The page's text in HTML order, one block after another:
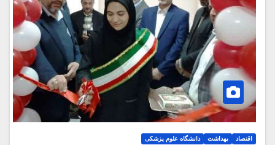
اقتصاد بهداشت دانشگاه علوم پزشکی